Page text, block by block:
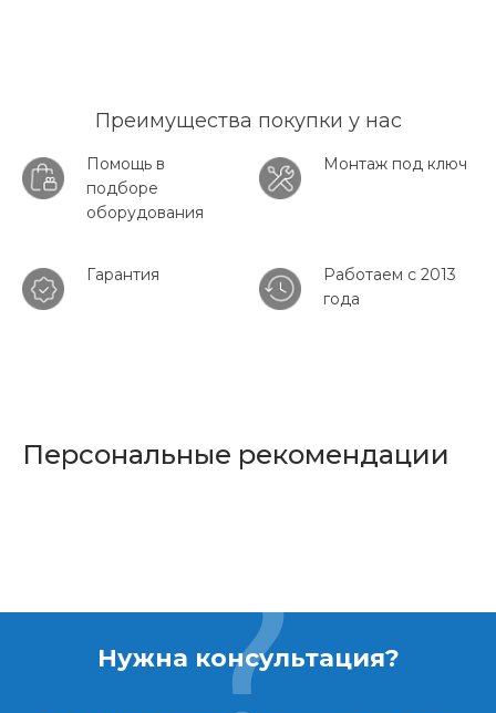
Преимущества покупки у нас
Помощь в
подборе
оборудования
Монтаж под ключ
Гарантия
Работаем с 2013
года
Персональные рекомендации
Нужна консультация?